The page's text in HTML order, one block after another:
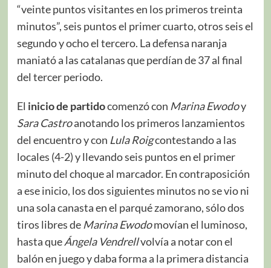
“veinte puntos visitantes en los primeros treinta
minutos”, seis puntos el primer cuarto, otros seis el
segundo y ocho el tercero. La defensa naranja
maniató a las catalanas que perdían de 37 al final
del tercer periodo.
El inicio de partidocomenzó con Marina Ewodoy
Sara Castroanotando los primeros lanzamientos
del encuentro y con Lula Roigcontestando a las
locales (4-2) y llevando seis puntos en el primer
minuto del choque al marcador. En contraposición
a ese inicio, los dos siguientes minutos no se vio ni
una sola canasta en el parqué zamorano, sólo dos
tiros libres de Marina Ewodomovían el luminoso,
hasta queÁngela Vendrellvolvía a notar con el
balón en juego y daba forma a la primera distancia